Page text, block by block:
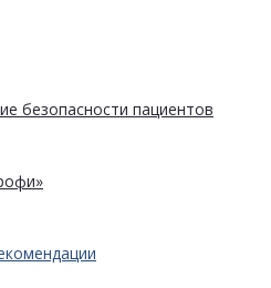
безопасности пациентов